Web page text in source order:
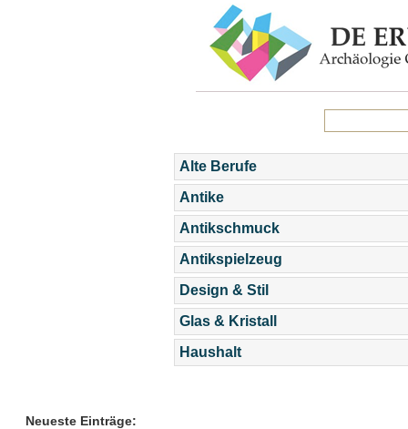
Alte Berufe
Antike
Antikschmuck
Antikspielzeug
Design & Stil
Glas & Kristall
Haushalt
Neueste Einträge: